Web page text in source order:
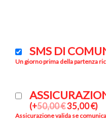
SMS DI
Un giorno prima della partenza
(+50,00€35,00€)
Assicurazione valida se